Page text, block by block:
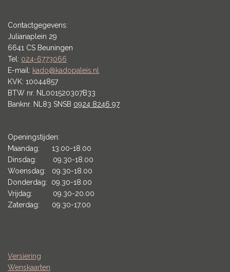
Contactgegevens:
Julianaplein 29
6641 CS Beuningen
Tel: 024-6773066
E-mail: kado@kadopaleis.nl
KVK: 10044857
BTW nr. NL001520307B33
Banknr. NL83 SNSB 0924 8246 97
Openingstijden:
Maandag: 13.00-18.00
Dinsdag: 09.30-18.00
Woensdag: 09.30-18.00
Donderdag: 09.30-18.00
Vrijdag: 09.30-20.00
Zaterdag: 09.30-17.00
Versiering
Wenskaarten